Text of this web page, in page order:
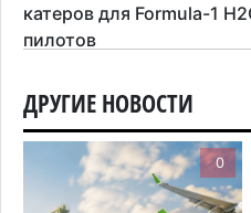
катеров для Formula-1
пилотов
В Alatau City Authority
директора по
4 августа 2026 г. 20:22
ДРУГИЕ НОВОСТИ
0